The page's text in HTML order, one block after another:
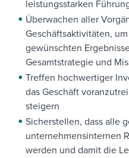
leistungsstarken
Überwachen aller
Geschäftsaktivitäten,
gewünschten
Gesamtstrategie und
Treffen hochwertiger
das Geschäft
steigern
Sicherstellen, dass alle
unternehmensinternen
werden und damit die